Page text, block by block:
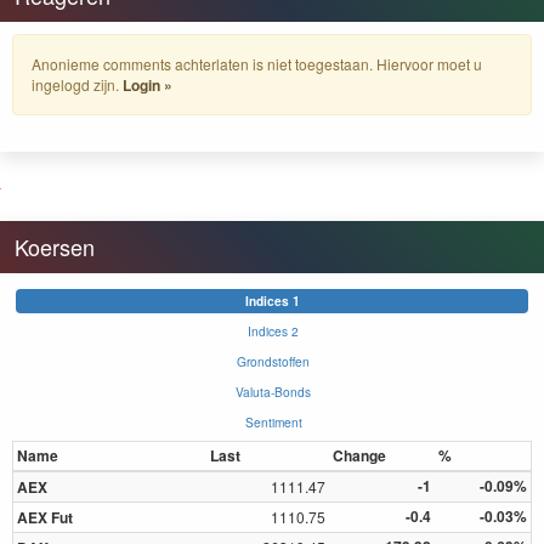
Anonieme comments achterlaten is niet toegestaan. Hiervoor moet u
ingelogd zijn. Login »
Koersen
Indices 1
Indices 2
Grondstoffen
Valuta-Bonds
Sentiment
Name Last Change
%
AEX
1111.47 -1
-0.09%
AEX Fut
1110.75 -0.4
-0.03%